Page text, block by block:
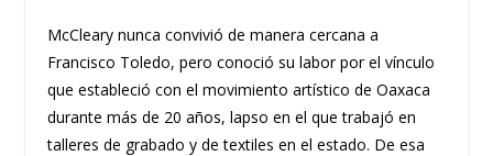
McCleary nunca convivió de manera cercana a
Francisco Toledo, pero conoció su labor por el vínculo
que estableció con el movimiento artístico de Oaxaca
durante más de 20 años, lapso en el que trabajó en
talleres de grabado y de textiles en el estado. De esa